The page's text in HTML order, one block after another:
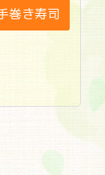
巻き寿司